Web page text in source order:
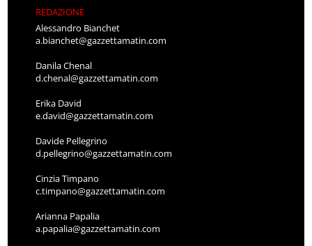
REDAZIONE
Alessandro Bianchet
a.bianchet@gazzettamatin.com
Danila Chenal
d.chenal@gazzettamatin.com
Erika David
e.david@gazzettamatin.com
Davide Pellegrino
d.pellegrino@gazzettamatin.com
Cinzia Timpano
c.timpano@gazzettamatin.com
Arianna Papalia
a.papalia@gazzettamatin.com